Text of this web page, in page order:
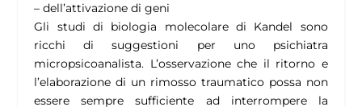
– dell’attivazione di geni
Gli studi di biologia molecolare di Kandel sono
ricchi di suggestioni per uno psichiatra
micropsicoanalista. L’osservazione che il ritorno e
l’elaborazione di un rimosso traumatico possa non
essere sempre sufficiente ad interrompere la